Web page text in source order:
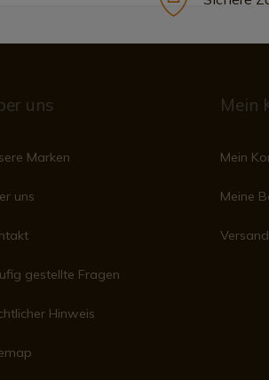
uns
Marken
uns
gestellte Fragen
Hinweis
Mein
Mein
Meine